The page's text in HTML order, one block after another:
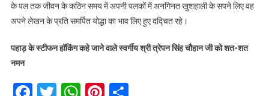
के पल तक जीवन के कठिन समय में अपनी पलकों में अनगिनत खुशहाली के सपने लिए वह
अपने लेखन के प्रति समर्पित योद्धा का भाव लिए हुए दद्चित रहे।
पहाड़ के स्टीफन हॉकिंग कहे जाने वाले स्वर्गीय श्री त्रेपन सिंह चौहान जी को शत-शत
नमन